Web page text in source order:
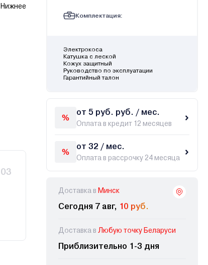
Нижнее
03
Комплектация:
Электрокоса
Катушка с леской
Кожух защитный
Руководство по эксплуатации
Гарантийный талон
от 5 руб. руб. / мес.
Оплата в кредит 12 месяцев
от 32 / мес.
Оплата в рассрочку 24 месяца
Доставка в Минск
Сегодня 7 авг, 10 руб.
Доставка в Любую точку Беларуси
Приблизительно 1-3 дня